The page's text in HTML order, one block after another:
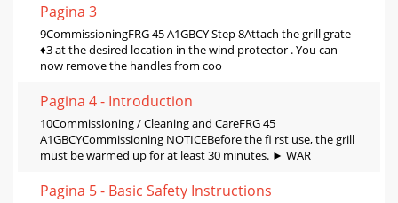
Pagina 3
9CommissioningFRG 45 A1GBCY Step 8Attach the grill grate
♦3 at the desired location in the wind protector . You can
now remove the handles from coo
Pagina 4 - Introduction
10Commissioning / Cleaning and CareFRG 45
A1GBCYCommissioning NOTICEBefore the ﬁ rst use, the grill
must be warmed up for at least 30 minutes. ► WAR
Pagina 5 - Basic Safety Instructions